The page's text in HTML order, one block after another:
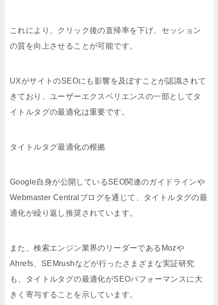
これにより、クリック後の直帰率を下げ、セッション
の質を向上させることが可能です。
UXがサイトのSEOにも影響を及ぼすことが認識されて
きており、ユーザーエクスペリエンスの一部としてタ
イトルタグの最適化は重要です。
タイトルタグ最適化の根拠
Google自身が公開しているSEO関連のガイドラインや
Webmaster Centralブログを通じて、タイトルタグの最
適化が繰り返し推奨されています。
また、検索エンジン業界のリーダーであるMozや
Ahrefs、SEMrushなどが行ったさまざまな実証研究
も、タイトルタグの最適化がSEOパフォーマンスに大
きく寄与することを示しています。